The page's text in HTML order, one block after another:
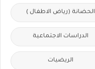
الحضانة (رياض الاطفال )
الدراسات الاجتماعية
الريضيات